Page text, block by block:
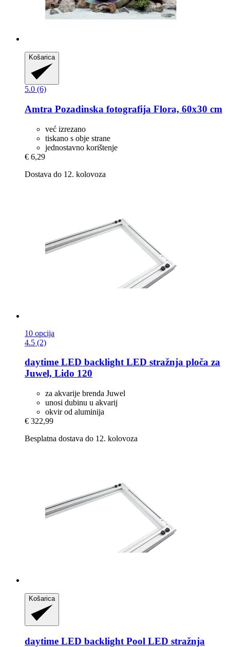
Košarica
5.0 (6)
Amtra Pozadinska fotografija Flora, 60x30 cm
već izrezano
tiskano s obje strane
jednostavno korištenje
€ 6,29
Dostava do 12. kolovoza
10 opcija
4.5 (2)
daytime LED backlight LED stražnja ploča za
Juwel, Lido 120
za akvarije brenda Juwel
unosi dubinu u akvarij
okvir od aluminija
€ 322,99
Besplatna dostava do 12. kolovoza
Košarica
daytime LED backlight Pool LED stražnja